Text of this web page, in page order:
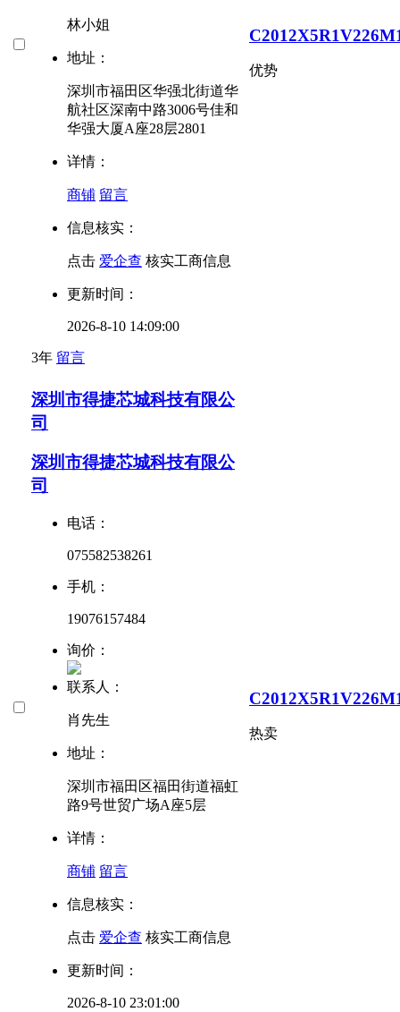
林小姐
地址：
深圳市福田区华强北街道华
航社区深南中路3006号佳和
华强大厦A座28层2801
详情：
商铺 留言
信息核实：
点击 爱企查 核实工商信息
更新时间：
2026-8-10 14:09:00
3年 留言
优势
深圳市得捷芯城科技有限公
司
深圳市得捷芯城科技有限公
司
电话：
075582538261
手机：
19076157484
询价：
联系人：
肖先生
地址：
深圳市福田区福田街道福虹
路9号世贸广场A座5层
详情：
商铺 留言
信息核实：
点击 爱企查 核实工商信息
更新时间：
2026-8-10 23:01:00
热卖